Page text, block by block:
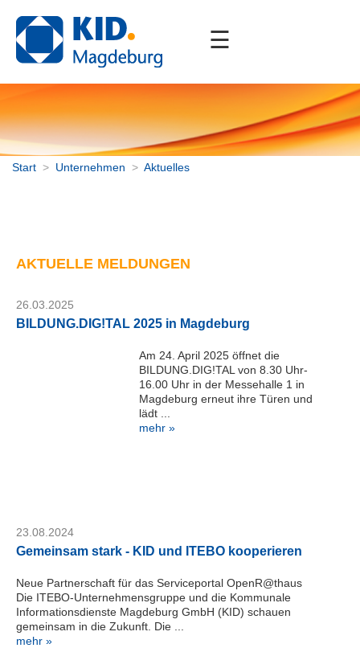
Start
Unternehmen
Aktuelles
Stellenangebote
Partner
Downloads
Kontakt
r
v
c
e
D
e
☰
Start > Unternehmen > Aktuelles
AKTUELLE MELDUNGEN
26.03.2025
BILDUNG.DIG!TAL 2025 in Magdeburg
Am 24. April 2025 öffnet die
BILDUNG.DIG!TAL von 8.30 Uhr-
16.00 Uhr in der Messehalle 1 in
Magdeburg erneut ihre Türen und
lädt ...
mehr »
23.08.2024
Gemeinsam stark - KID und ITEBO kooperieren
Neue Partnerschaft für das Serviceportal OpenR@thaus
Die ITEBO-Unternehmensgruppe und die Kommunale
Informationsdienste Magdeburg GmbH (KID) schauen
gemeinsam in die Zukunft. Die ...
mehr »